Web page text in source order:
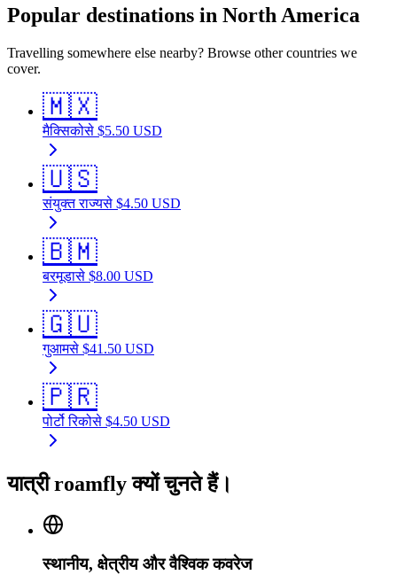
Popular destinations in North America
Travelling somewhere else nearby? Browse other countries we
cover.
🇲🇽
मैक्सिकोसे $5.50 USD
🇺🇸
संयुक्त राज्यसे $4.50 USD
🇧🇲
बरमूडासे $8.00 USD
🇬🇺
गुआमसे $41.50 USD
🇵🇷
पोर्टो रिकोसे $4.50 USD
यात्री roamfly क्यों चुनते हैं।
स्थानीय, क्षेत्रीय और वैश्विक कवरेज